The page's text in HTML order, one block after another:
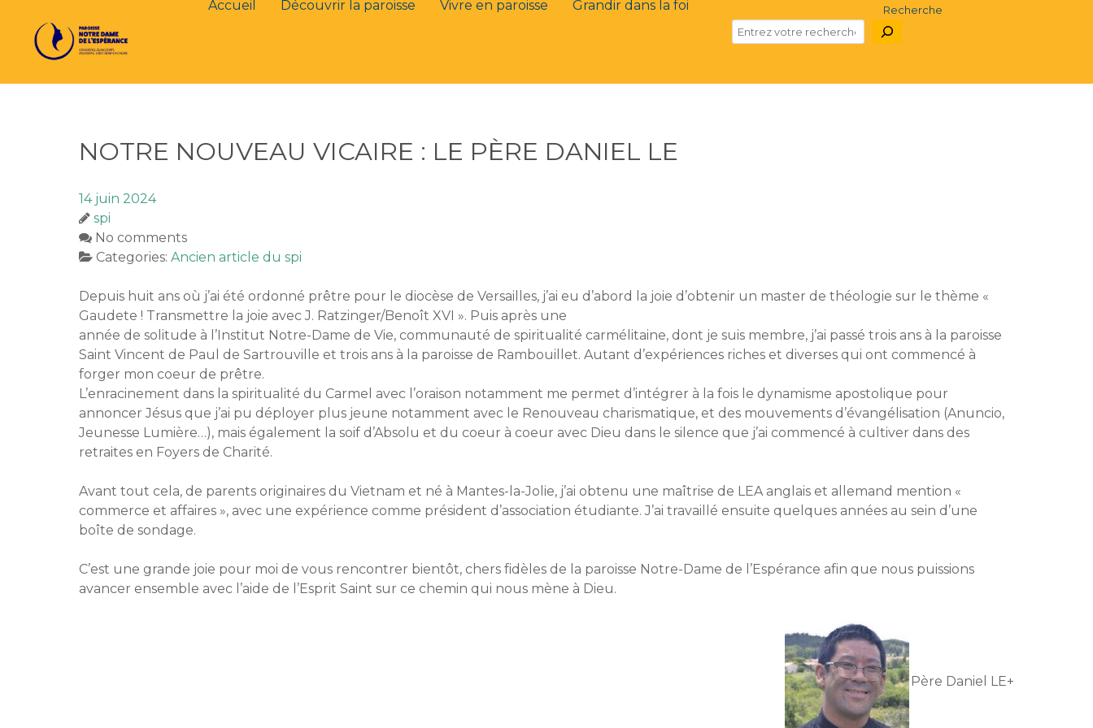
Accueil Découvrir la paroisse Vivre en paroisse Grandir dans la foi Recherche
NOTRE NOUVEAU VICAIRE : LE PÈRE DANIEL LE
14 juin 2024
spi
No comments
Categories: Ancien article du spi
Depuis huit ans où j’ai été ordonné prêtre pour le diocèse de Versailles, j’ai eu d’abord la joie d’obtenir un master de théologie sur le thème «
Gaudete ! Transmettre la joie avec J. Ratzinger/Benoît XVI ». Puis après une
année de solitude à l’Institut Notre-Dame de Vie, communauté de spiritualité carmélitaine, dont je suis membre, j’ai passé trois ans à la paroisse
Saint Vincent de Paul de Sartrouville et trois ans à la paroisse de Rambouillet. Autant d’expériences riches et diverses qui ont commencé à
forger mon coeur de prêtre.
L’enracinement dans la spiritualité du Carmel avec l’oraison notamment me permet d’intégrer à la fois le dynamisme apostolique pour
annoncer Jésus que j’ai pu déployer plus jeune notamment avec le Renouveau charismatique, et des mouvements d’évangélisation (Anuncio,
Jeunesse Lumière…), mais également la soif d’Absolu et du coeur à coeur avec Dieu dans le silence que j’ai commencé à cultiver dans des
retraites en Foyers de Charité.
Avant tout cela, de parents originaires du Vietnam et né à Mantes-la-Jolie, j’ai obtenu une maîtrise de LEA anglais et allemand mention «
commerce et affaires », avec une expérience comme président d’association étudiante. J’ai travaillé ensuite quelques années au sein d’une
boîte de sondage.
C’est une grande joie pour moi de vous rencontrer bientôt, chers fidèles de la paroisse Notre-Dame de l’Espérance afin que nous puissions
avancer ensemble avec l’aide de l’Esprit Saint sur ce chemin qui nous mène à Dieu.
Père Daniel LE+